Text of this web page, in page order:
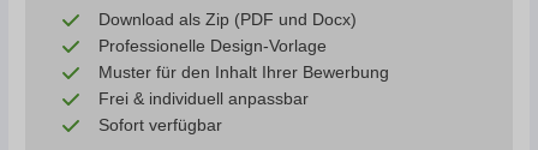
Download als Zip (PDF und Docx)
Professionelle Design-Vorlage
Muster für den Inhalt Ihrer Bewerbung
Frei & individuell anpassbar
Sofort verfügbar